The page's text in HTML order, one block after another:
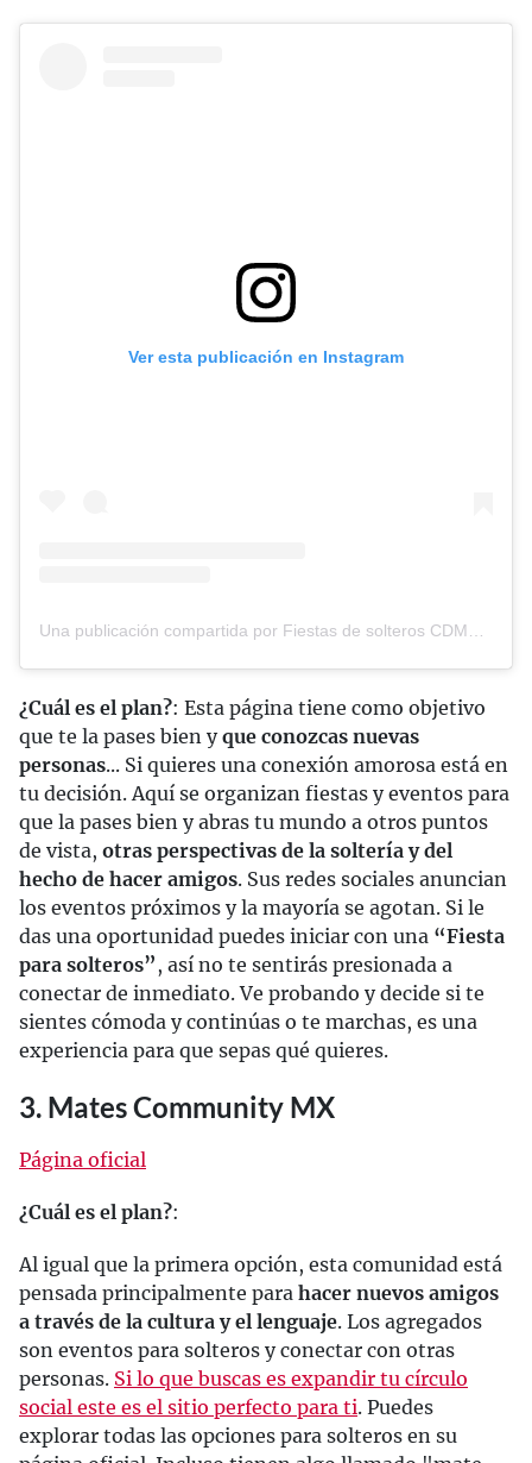
Ver esta publicación en Instagram
Una publicación compartida por Fiestas de solteros CDMX - Speed Dating Mexico (@a_primera_vista_mx)
¿Cuál es el plan?: Esta página tiene como objetivo
que te la pases bien yque conozcas nuevas
personas... Si quieres una conexión amorosa está en
tu decisión. Aquí se organizan fiestas y eventos para
que la pases bien y abras tu mundo a otros puntos
de vista, otras perspectivas de la soltería y del
hecho de hacer amigos. Sus redes sociales anuncian
los eventos próximos y la mayoría se agotan. Si le
das una oportunidad puedes iniciar con una “Fiesta
para solteros” , así no te sentirás presionada a
conectar de inmediato. Ve probando y decide si te
sientes cómoda y continúas o te marchas, es una
experiencia para que sepas qué quieres.
3. Mates Community MX
Página oficial
¿Cuál es el plan?:
Al igual que la primera opción, esta comunidad está
pensada principalmente para hacer nuevos amigos
a través de la cultura y el lenguaje. Los agregados
son eventos para solteros y conectar con otras
personas. Si lo que buscas es expandir tu círculo
social este es el sitio perfecto para ti. Puedes
explorar todas las opciones para solteros en su